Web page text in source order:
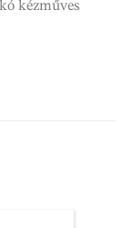
kézműves